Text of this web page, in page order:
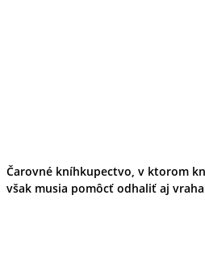
Čarovné kníhkupectvo, v ktorom
však musia pomôcť odhaliť aj